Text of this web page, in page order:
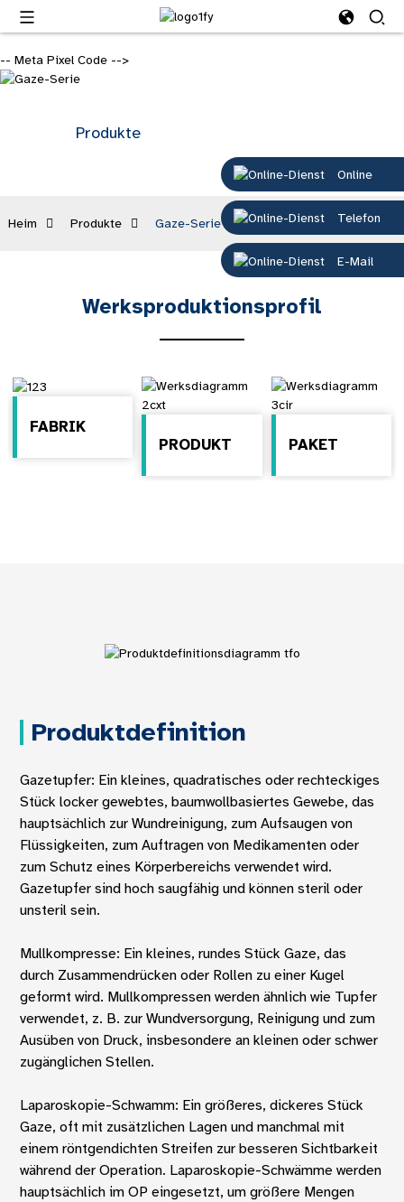
-- Meta Pixel Code -->
Online
Telefon
E-Mail
Produkte
Heim Produkte Gaze-Serie
Werksproduktionsprofil
FABRIK
PRODUKT
PAKET
Produktdefinition
Gazetupfer: Ein kleines, quadratisches oder rechteckiges
Stück locker gewebtes, baumwollbasiertes Gewebe, das
hauptsächlich zur Wundreinigung, zum Aufsaugen von
Flüssigkeiten, zum Auftragen von Medikamenten oder
zum Schutz eines Körperbereichs verwendet wird.
Gazetupfer sind hoch saugfähig und können steril oder
unsteril sein.
Mullkompresse: Ein kleines, rundes Stück Gaze, das
durch Zusammendrücken oder Rollen zu einer Kugel
geformt wird. Mullkompressen werden ähnlich wie Tupfer
verwendet, z. B. zur Wundversorgung, Reinigung und zum
Ausüben von Druck, insbesondere an kleinen oder schwer
zugänglichen Stellen.
Laparoskopie-Schwamm: Ein größeres, dickeres Stück
Gaze, oft mit zusätzlichen Lagen und manchmal mit
einem röntgendichten Streifen zur besseren Sichtbarkeit
während der Operation. Laparoskopie-Schwämme werden
hauptsächlich im OP eingesetzt, um größere Mengen